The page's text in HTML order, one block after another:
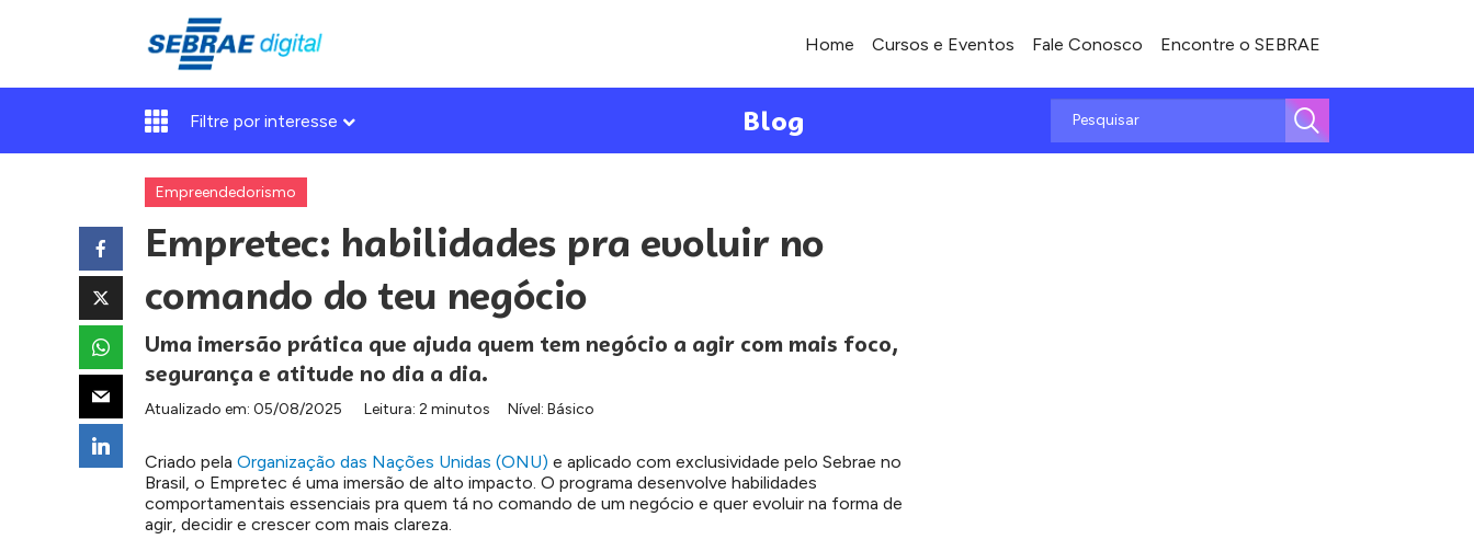
Home Cursos e Eventos Fale Conosco Encontre o SEBRAE
Filtre por interesse Blog
Empreendedorismo
Empretec: habilidades pra evoluir no
comando do teu negócio
Uma imersão prática que ajuda quem tem negócio a agir com mais foco,
segurança e atitude no dia a dia.
Atualizado em: 05/08/2025 Leitura: 2 minutos Nível: Básico
Criado pela Organização das Nações Unidas (ONU) e aplicado com exclusividade pelo Sebrae no
Brasil, o Empretec é uma imersão de alto impacto. O programa desenvolve habilidades
comportamentais essenciais pra quem tá no comando de um negócio e quer evoluir na forma de
agir, decidir e crescer com mais clareza.